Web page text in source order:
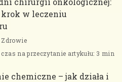
w leczeniu
Zdrowie
na przeczytanie artykułu: 3 min
chemiczne – jak działa i